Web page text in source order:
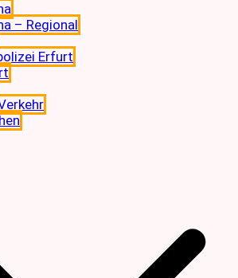
– Regional
Erfurt